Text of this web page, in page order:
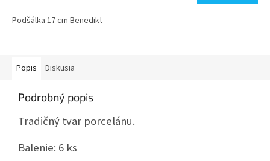
Podšálka 17 cm Benedikt
Popis Diskusia
Podrobný popis
Tradičný tvar porcelánu.
Balenie: 6 ks